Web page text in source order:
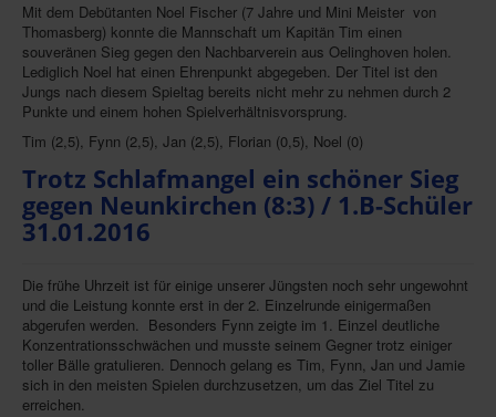
Mit dem Debütanten Noel Fischer (7 Jahre und Mini Meister von
Thomasberg) konnte die Mannschaft um Kapitän Tim einen
souveränen Sieg gegen den Nachbarverein aus Oelinghoven holen.
Lediglich Noel hat einen Ehrenpunkt abgegeben. Der Titel ist den
Jungs nach diesem Spieltag bereits nicht mehr zu nehmen durch 2
Punkte und einem hohen Spielverhältnisvorsprung.
Tim (2,5), Fynn (2,5), Jan (2,5), Florian (0,5), Noel (0)
Trotz Schlafmangel ein schöner Sieg
gegen Neunkirchen (8:3) / 1.B-Schüler
31.01.2016
Die frühe Uhrzeit ist für einige unserer Jüngsten noch sehr ungewohnt
und die Leistung konnte erst in der 2. Einzelrunde einigermaßen
abgerufen werden. Besonders Fynn zeigte im 1. Einzel deutliche
Konzentrationsschwächen und musste seinem Gegner trotz einiger
toller Bälle gratulieren. Dennoch gelang es Tim, Fynn, Jan und Jamie
sich in den meisten Spielen durchzusetzen, um das Ziel Titel zu
erreichen.